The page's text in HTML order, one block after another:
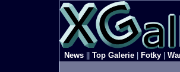
News Top Galerie Fotky